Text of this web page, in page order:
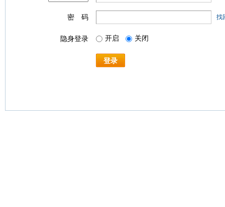
密 码 找
隐身登录 开启 关闭
登录